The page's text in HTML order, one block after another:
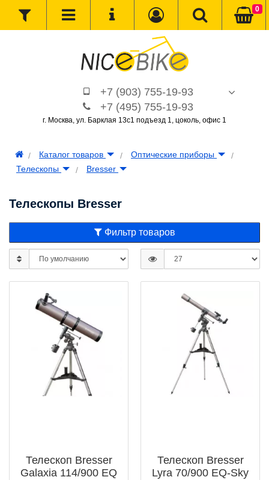
+7 (903) 755-19-93
+7 (495) 755-19-93
г. Москва, ул. Барклая 13с1 подъезд 1, цоколь, офис 1
0
Каталог товаров
Оптические приборы
Телескопы
Bresser
Телескопы Bresser
Фильтр товаров
Телескоп Bresser
Galaxia 114/900 EQ
Телескоп Bresser
Lyra 70/900 EQ-Sky